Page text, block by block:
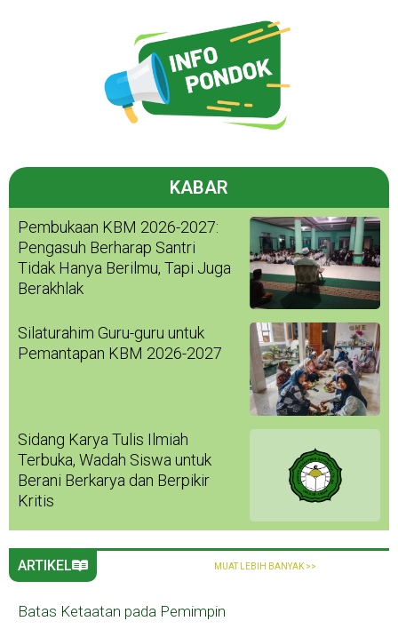
KABAR
Pembukaan KBM 2026-2027:
Pengasuh Berharap Santri
Tidak Hanya Berilmu, Tapi Juga
Berakhlak
Silaturahim Guru-guru untuk
Pemantapan KBM 2026-2027
Sidang Karya Tulis Ilmiah
Terbuka, Wadah Siswa untuk
Berani Berkarya dan Berpikir
Kritis
ARTIKEL MUAT LEBIH BANYAK >>
Batas Ketaatan pada Pemimpin